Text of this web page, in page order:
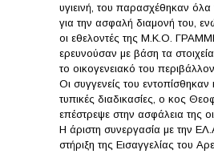
υγιεινή, του παρασχέθηκαν όλα
για την ασφαλή διαμονή του,
οι εθελοντές της Μ.Κ.Ο.
ερευνούσαν με βάση τα
το οικογενειακό του περιβάλλον.
Οι συγγενείς του εντοπίσθηκαν
τυπικές διαδικασίες, ο κος
επέστρεψε στην ασφάλεια της
Η άριστη συνεργασία με την
στήριξη της Εισαγγελίας του